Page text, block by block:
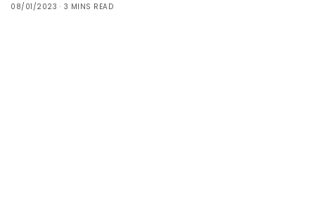
08/01/2023
3 MINS READ